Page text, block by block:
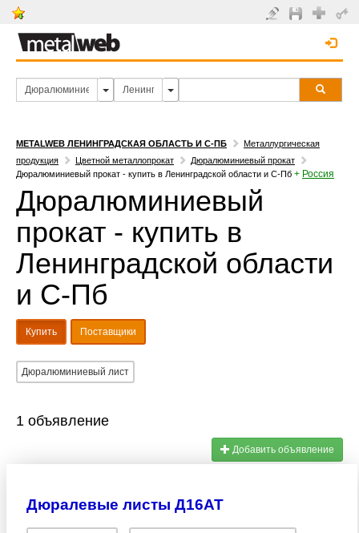
METALWEB ЛЕНИНГРАДСКАЯ ОБЛАСТЬ И С-ПБ
Металлургическая
продукция
Цветной металлопрокат
Дюралюминиевый прокат
Дюралюминиевый прокат - купить в Ленинградской области и С-Пб + Россия
Дюралюминиевый
прокат - купить в
Ленинградской области
и С-Пб
Купить Поставщики
Дюралюминиевый лист
1 объявление
Добавить объявление
Дюралевые листы Д16АТ